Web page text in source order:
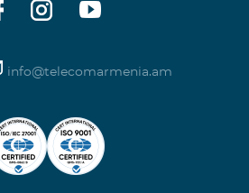
info@telecomarmenia.am